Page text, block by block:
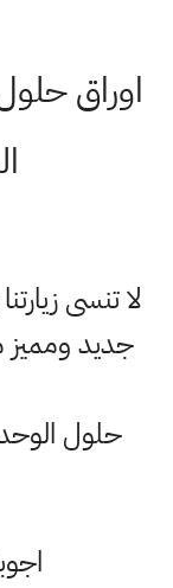
اوراق
لا تنسى
جديد ومميز
حلول